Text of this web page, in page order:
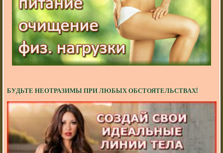
БУДЬТЕ НЕОТРАЗИМЫ ПРИ ЛЮБЫХ ОБСТОЯТЕЛЬСТВАХ!